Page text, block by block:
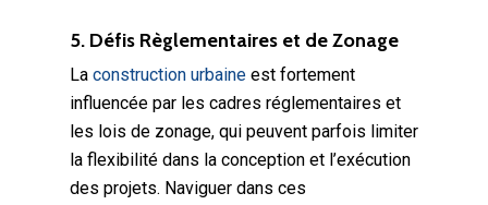
5. Défis Règlementaires et de Zonage
La construction urbaine est fortement
influencée par les cadres réglementaires et
les lois de zonage, qui peuvent parfois limiter
la flexibilité dans la conception et l’exécution
des projets. Naviguer dans ces